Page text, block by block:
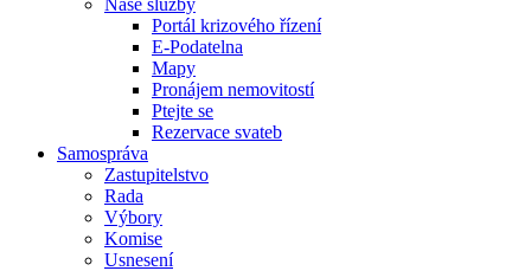
Portál krizového řízení
E-Podatelna
Mapy
Pronájem nemovitostí
Ptejte se
Rezervace svateb
Samospráva
Zastupitelstvo
Rada
Výbory
Komise
Usnesení